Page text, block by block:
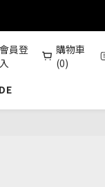
會員登
入
購物車
(0)